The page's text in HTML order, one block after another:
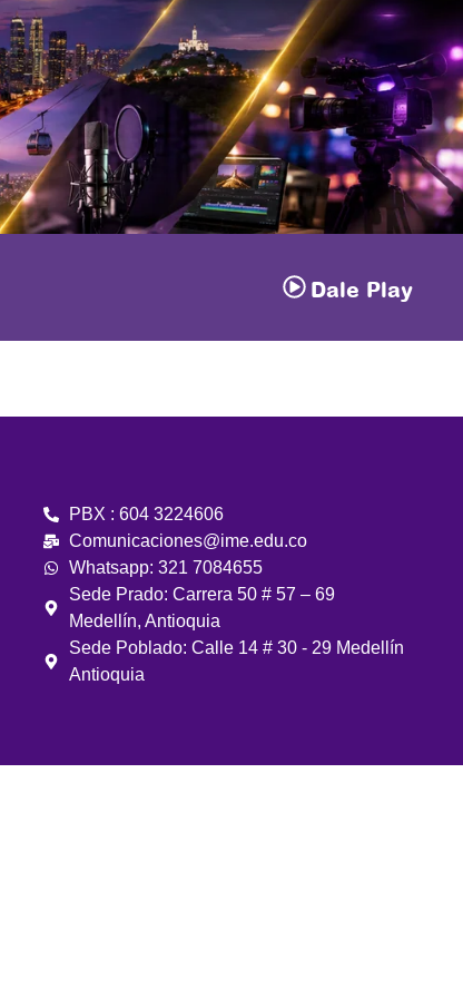
Dale Play
PBX : 604 3224606
Comunicaciones@ime.edu.co
Whatsapp: 321 7084655
Sede Prado: Carrera 50 # 57 – 69
Medellín, Antioquia
Sede Poblado: Calle 14 # 30 - 29 Medellín
Antioquia